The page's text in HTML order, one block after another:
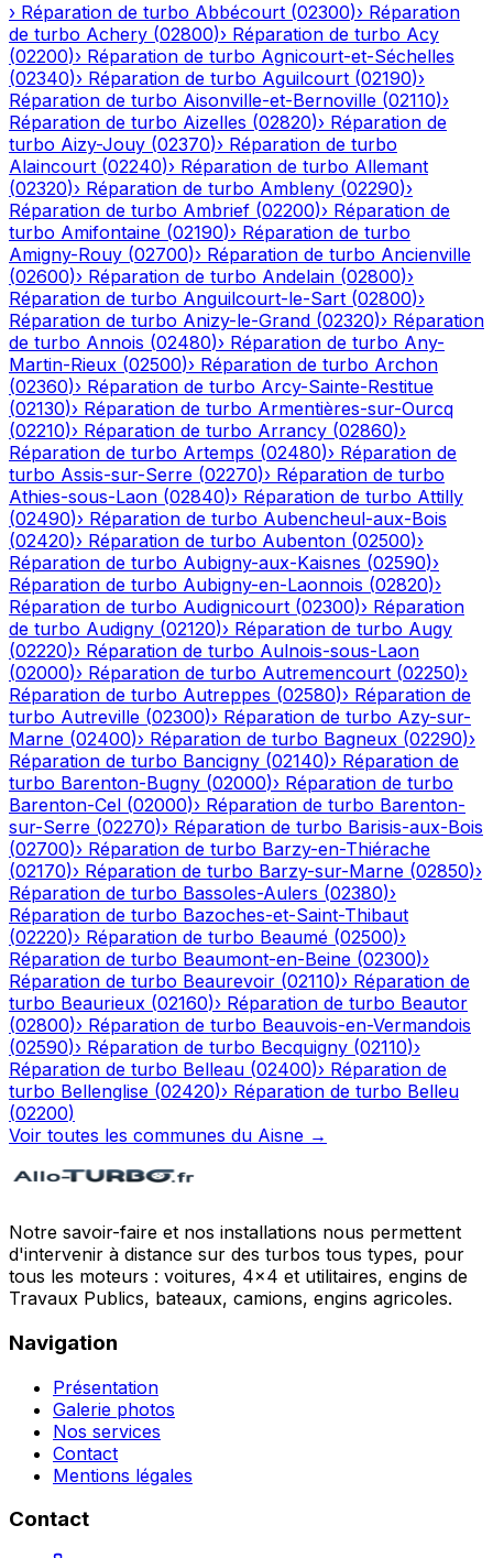
› Réparation de turbo Abbécourt (02300)› Réparation
de turbo Achery (02800)› Réparation de turbo Acy
(02200)› Réparation de turbo Agnicourt-et-Séchelles
(02340)› Réparation de turbo Aguilcourt (02190)›
Réparation de turbo Aisonville-et-Bernoville (02110)›
Réparation de turbo Aizelles (02820)› Réparation de
turbo Aizy-Jouy (02370)› Réparation de turbo
Alaincourt (02240)› Réparation de turbo Allemant
(02320)› Réparation de turbo Ambleny (02290)›
Réparation de turbo Ambrief (02200)› Réparation de
turbo Amifontaine (02190)› Réparation de turbo
Amigny-Rouy (02700)› Réparation de turbo Ancienville
(02600)› Réparation de turbo Andelain (02800)›
Réparation de turbo Anguilcourt-le-Sart (02800)›
Réparation de turbo Anizy-le-Grand (02320)› Réparation
de turbo Annois (02480)› Réparation de turbo Any-
Martin-Rieux (02500)› Réparation de turbo Archon
(02360)› Réparation de turbo Arcy-Sainte-Restitue
(02130)› Réparation de turbo Armentières-sur-Ourcq
(02210)› Réparation de turbo Arrancy (02860)›
Réparation de turbo Artemps (02480)› Réparation de
turbo Assis-sur-Serre (02270)› Réparation de turbo
Athies-sous-Laon (02840)› Réparation de turbo Attilly
(02490)› Réparation de turbo Aubencheul-aux-Bois
(02420)› Réparation de turbo Aubenton (02500)›
Réparation de turbo Aubigny-aux-Kaisnes (02590)›
Réparation de turbo Aubigny-en-Laonnois (02820)›
Réparation de turbo Audignicourt (02300)› Réparation
de turbo Audigny (02120)› Réparation de turbo Augy
(02220)› Réparation de turbo Aulnois-sous-Laon
(02000)› Réparation de turbo Autremencourt (02250)›
Réparation de turbo Autreppes (02580)› Réparation de
turbo Autreville (02300)› Réparation de turbo Azy-sur-
Marne (02400)› Réparation de turbo Bagneux (02290)›
Réparation de turbo Bancigny (02140)› Réparation de
turbo Barenton-Bugny (02000)› Réparation de turbo
Barenton-Cel (02000)› Réparation de turbo Barenton-
sur-Serre (02270)› Réparation de turbo Barisis-aux-Bois
(02700)› Réparation de turbo Barzy-en-Thiérache
(02170)› Réparation de turbo Barzy-sur-Marne (02850)›
Réparation de turbo Bassoles-Aulers (02380)›
Réparation de turbo Bazoches-et-Saint-Thibaut
(02220)› Réparation de turbo Beaumé (02500)›
Réparation de turbo Beaumont-en-Beine (02300)›
Réparation de turbo Beaurevoir (02110)› Réparation de
turbo Beaurieux (02160)› Réparation de turbo Beautor
(02800)› Réparation de turbo Beauvois-en-Vermandois
(02590)› Réparation de turbo Becquigny (02110)›
Réparation de turbo Belleau (02400)› Réparation de
turbo Bellenglise (02420)› Réparation de turbo Belleu
(02200)
Voir toutes les communes du Aisne →
Notre savoir-faire et nos installations nous permettent
d'intervenir à distance sur des turbos tous types, pour
tous les moteurs : voitures, 4x4 et utilitaires, engins de
Travaux Publics, bateaux, camions, engins agricoles.
Navigation
Présentation
Galerie photos
Nos services
Contact
Mentions légales
Contact